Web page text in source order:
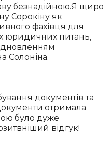
безнадійною.Я щиро
Сорокіну як
фахівця для
юридичних питань,
Солоніна.
документів та
отримала
було дуже
відгук!